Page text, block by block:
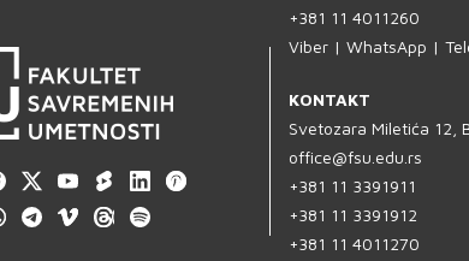
+381 11 4011260
Viber | WhatsApp |
KONTAKT
Svetozara Miletića 12,
office@fsu.edu.rs
+381 11 3391911
+381 11 3391912
+381 11 4011270